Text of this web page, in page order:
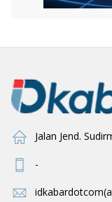
Jalan Jend.
-